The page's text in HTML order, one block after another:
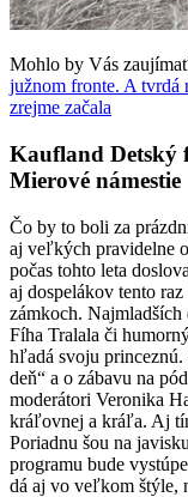
Mohlo by Vás
južnom fronte. A tvrdá
zrejme začala
Kaufland Detský
Mierové námestie
Čo by to boli za
aj veľkých pravidelne
počas tohto leta
aj dospelákov tento
zámkoch.
Fíha Tralala či
hľadá svoju
deň“ a o zábavu na
moderátori Veronika
kráľovnej a kráľa. Aj
Poriadnu šou na
programu bude
dá aj vo veľkom štýle,